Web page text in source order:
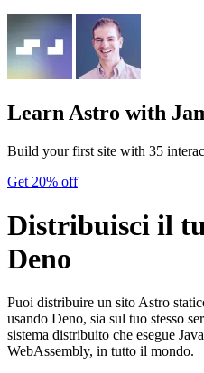
Learn Astro with
Build your first site with 35
Get 20% off
Distribuisci il
Deno
Puoi distribuire un sito Astro
usando Deno, sia sul tuo stesso
sistema distribuito che esegue
WebAssembly, in tutto il mondo.